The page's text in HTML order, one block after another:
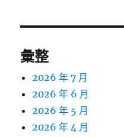
彙整
2026 年 7 月
2026 年 6 月
2026 年 5 月
2026 年 4 月